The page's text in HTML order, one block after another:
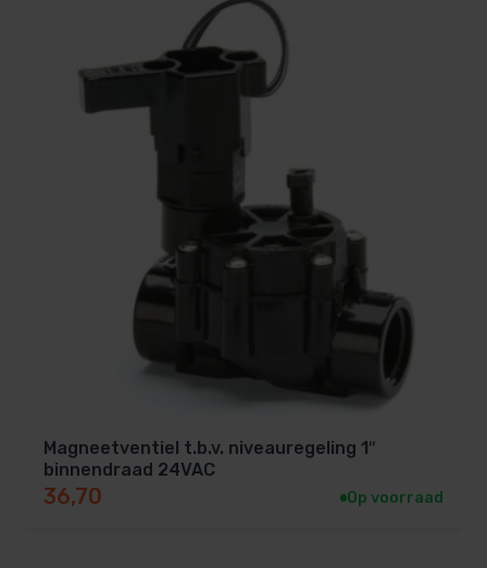
Magneetventiel t.b.v. niveauregeling 1″
binnendraad 24VAC
36,70 Op voorraad